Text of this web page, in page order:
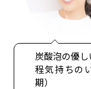
炭酸泡の優
程気持ちの
期）